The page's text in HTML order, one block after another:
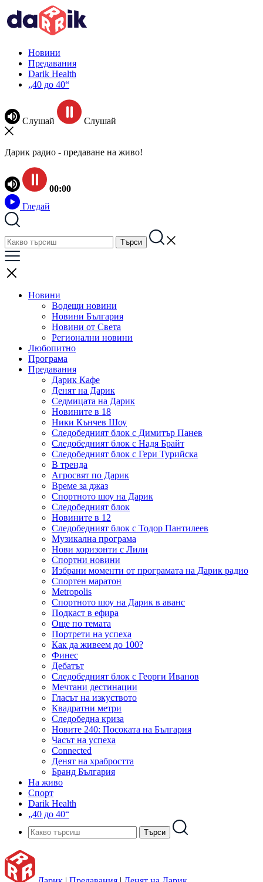
Новини
Предавания
Darik Health
„40 до 40“
Слушай Слушай
Дарик радио - предаване на живо!
00:00
Гледай
Новини
Водещи новини
Новини България
Новини от Света
Регионални новини
Любопитно
Програма
Предавания
Дарик Кафе
Денят на Дарик
Седмицата на Дарик
Новините в 18
Ники Кънчев Шоу
Следобедният блок с Димитър Панев
Следобедният блок с Надя Брайт
Следобедният блок с Гери Турийска
В тренда
Агросвят по Дарик
Време за джаз
Спортното шоу на Дарик
Следобедният блок
Новините в 12
Следобедният блок с Тодор Пантилеев
Музикална програма
Нови хоризонти с Лили
Спортни новини
Избрани моменти от програмата на Дарик радио
Спортен маратон
Metropolis
Спортното шоу на Дарик в аванс
Подкаст в ефира
Още по темата
Портрети на успеха
Как да живеем до 100?
Финес
Дебатът
Следобедният блок с Георги Иванов
Мечтани дестинации
Гласът на изкуството
Квадратни метри
Следобедна криза
Новите 240: Посоката на България
Часът на успеха
Connected
Денят на храбростта
Бранд България
На живо
Спорт
Darik Health
„40 до 40“